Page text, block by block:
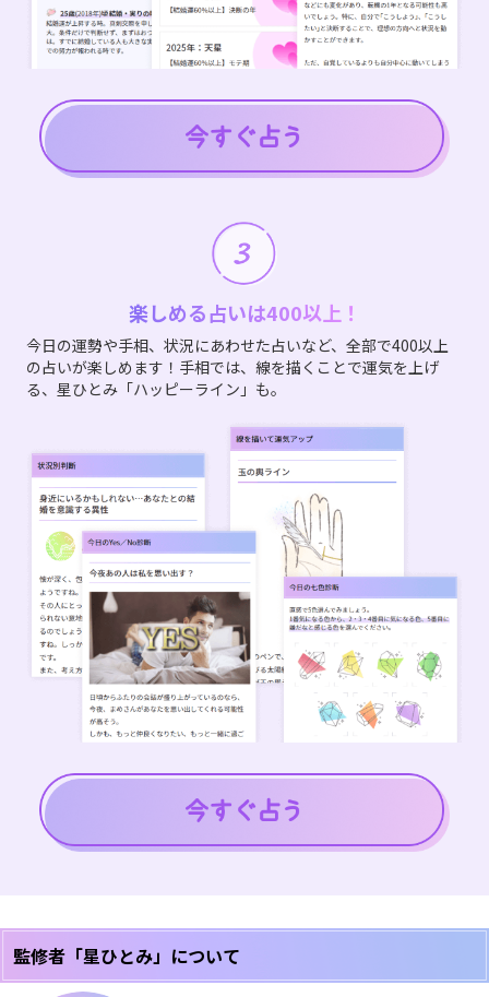
楽しめる占いは400以上！
今日の運勢や手相、状況にあわせた占いなど、全部で400以上
の占いが楽しめます！手相では、線を描くことで運気を上げ
る、星ひとみ「ハッピーライン」も。
監修者「星ひとみ」について